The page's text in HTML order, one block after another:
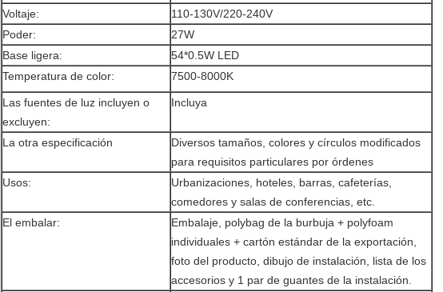
Voltaje:
110-130V/220-240V
Poder:
27W
Base ligera:
54*0.5W LED
Temperatura de color:
7500-8000K
Las fuentes de luz incluyen o
excluyen:
Incluya
La otra especificación
Diversos tamaños, colores y círculos modificados
para requisitos particulares por órdenes
Usos:
Urbanizaciones, hoteles, barras, cafeterías,
comedores y salas de conferencias, etc.
El embalar:
Embalaje, polybag de la burbuja + polyfoam
individuales + cartón estándar de la exportación,
foto del producto, dibujo de instalación, lista de los
accesorios y 1 par de guantes de la instalación.